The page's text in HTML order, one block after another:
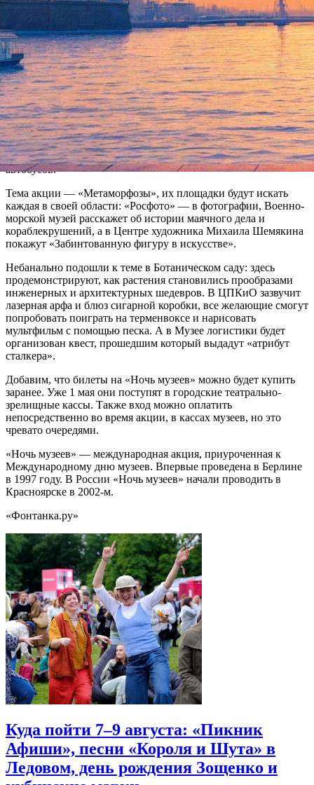
Организаторы «Ночи музеев» рассказали, какие сюрпризы
будут ждать петербуржцев, которые примут участие в
глобальной культурной акции. В 2018 году событие состоится
в ночь с 19 на 20 мая — с 18.00 до 6.00. Всё это время будет
работать метрополитен, а с 23.00 — курсировать автобусы
между музеями. Стоимость единого билета останется прежней
— 400 рублей.
К проекту присоединились 17 новых площадок, в том числе
Музей российских железных дорог, Институт
высокомолекулярных соединений РАН, парк «Россия — моя
история» и Порт «Севкабель», где пройдет выставка старых
автобусов.
Тема акции — «Метаморфозы», их площадки будут искать
каждая в своей области: «Росфото» — в фотографии, Военно-
морской музей расскажет об истории маячного дела и
кораблекрушений, а в Центре художника Михаила Шемякина
покажут «Забинтованную фигуру в искусстве».
Небанально подошли к теме в Ботаническом саду: здесь
продемонстрируют, как растения становились прообразами
инженерных и архитектурных шедевров. В ЦПКиО зазвучит
лазерная арфа и блюз сигарной коробки, все желающие смогут
попробовать поиграть на терменвоксе и нарисовать
мультфильм с помощью песка. А в Музее логистики будет
организован квест, прошедшим который выдадут «атрибут
сталкера».
Добавим, что билеты на «Ночь музеев» можно будет купить
заранее. Уже 1 мая они поступят в городские театрально-
зрелищные кассы. Также вход можно оплатить
непосредственно во время акции, в кассах музеев, но это
чревато очередями.
«Ночь музеев» — международная акция, приуроченная к
Международному дню музеев. Впервые проведена в Берлине
в 1997 году. В России «Ночь музеев» начали проводить в
Красноярске в 2002-м.
«Фонтанка.ру»
Куда пойти 7–9 августа: «Пикник
Афиши», песни «Короля и Шута» в
Ледовом, день рождения Зощенко и